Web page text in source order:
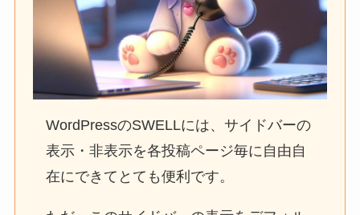
WordPressのSWELLには、サイドバーの
表示・非表示を各投稿ページ毎に自由自
在にできてとても便利です。